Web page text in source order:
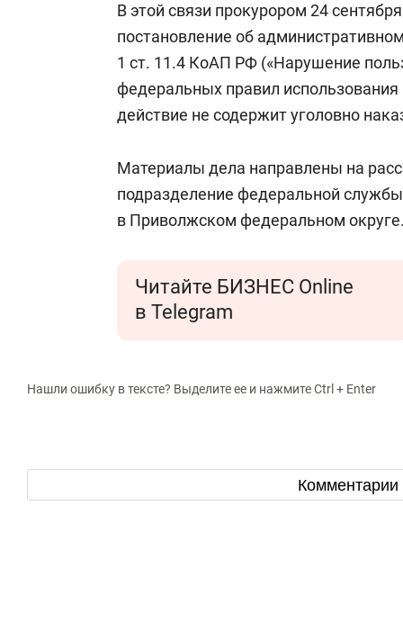
В этой связи прокурором 24
постановление об
1 ст. 11.4 КоАП РФ («Нарушение
федеральных правил использования
действие не содержит уголовно
Материалы дела направлены на
подразделение федеральной
в Приволжском федеральном
Читайте БИЗНЕС Online
в Telegram
Нашли ошибку в тексте? Выделите ее и нажмите Ctrl + Enter
Комментарии